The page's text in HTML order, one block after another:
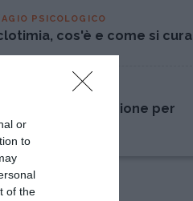
or
to
of the
PSICOLOGICO
cos'è e come si cura
dall'ossessione per
persona